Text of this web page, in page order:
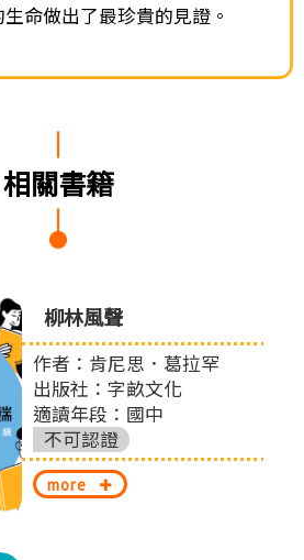
命做出了最珍貴的見證。
相關書籍
柳林風聲
作者：肯尼思．葛拉罕
出版社：字畝文化
適讀年段：國中
不可認證
more